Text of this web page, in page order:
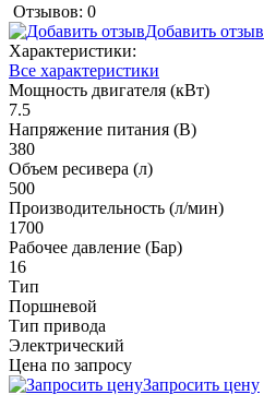
Отзывов: 0
Добавить отзыв
Характеристики:
Все характеристики
Мощность двигателя (кВт)
7.5
Напряжение питания (В)
380
Объем ресивера (л)
500
Производительность (л/мин)
1700
Рабочее давление (Бар)
16
Тип
Поршневой
Тип привода
Электрический
Цена по запросу
Запросить цену